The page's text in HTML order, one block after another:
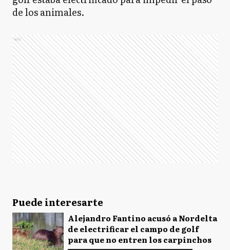
de los animales.
Ads
Puede interesarte
Alejandro Fantino acusó a Nordelta
de electrificar el campo de golf
para que no entren los carpinchos